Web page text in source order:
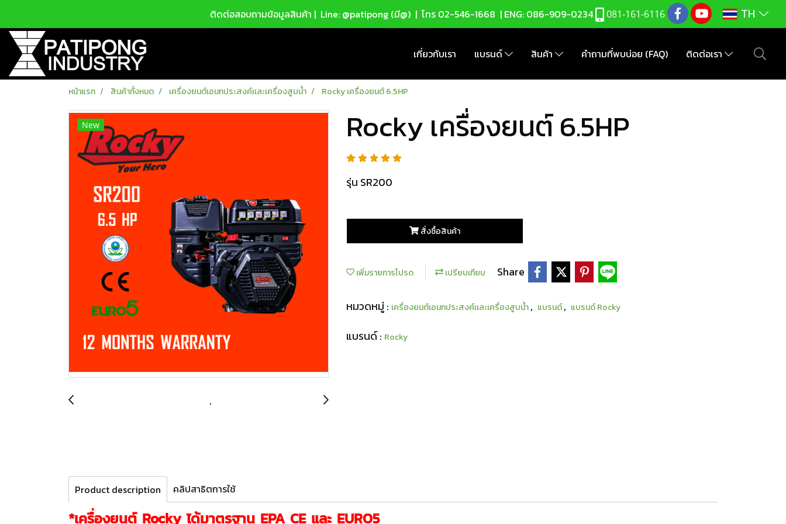
ติดต่อสอบถามข้อมูลสินค้า | Line: @patipong (มี@) | โทร 02-546-1668 | ENG: 086-909-0234 081-161-6116 TH
เกี่ยวกับเรา แบรนด์ สินค้า คำถามที่พบบ่อย (FAQ) ติดต่อเรา
หน้าแรก สินค้าทั้งหมด เครื่องยนต์เอนกประสงค์เเละเครื่องสูบน้ำ Rocky เครื่องยนต์ 6.5HP
New Rocky เครื่องยนต์ 6.5HP
รุ่น SR200
สั่งซื้อสินค้า
เพิ่มรายการโปรด เปรียบเทียบ Share
หมวดหมู่ : เครื่องยนต์เอนกประสงค์เเละเครื่องสูบน้ำ, แบรนด์, แบรนด์ Rocky
แบรนด์ : Rocky
Product description คลิปสาธิตการใช้
*เครื่องยนต์ Rocky ได้มาตรฐาน EPA CE และ EURO5